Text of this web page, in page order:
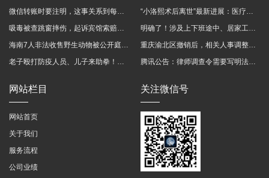
微信转账时要注明，这事关系到每个人……
吸毒被查跳窗摔伤，起诉宾馆索赔，法院这样判！
海南7人非法收售野生动物被公开庭审 涉案金额2100多万
老子殴打防疫人员、儿子来助拳！均被判刑
“小洛熙术后离世”最新进展：医疗事故鉴定已启动
明确了！涉及上下班途中、居家工作等，这些情形可认定工伤→
重庆渝北区撤销后，相关人事调整再披露
腾讯公告：律师调查令需要写明法官手机号，2025年12月31日后施行
网站栏目
网站首页
关于我们
服务流程
公司业绩
关注微信号